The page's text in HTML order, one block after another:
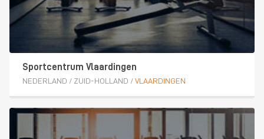
Sportcentrum Vlaardingen
NEDERLAND / ZUID-HOLLAND / VLAARDINGEN